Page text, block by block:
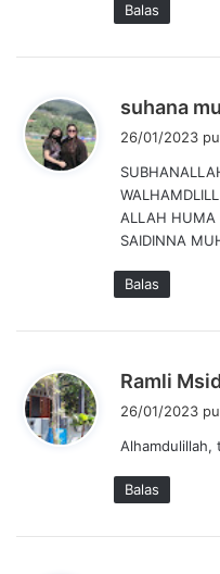
Balas
suhana
26/01/2023
ALLAH HUMA
SAIDINNA
Balas
Ramli
26/01/2023
Balas